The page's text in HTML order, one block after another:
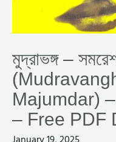
মুদ্রাভঙ্গ –
Majumdar) –
– Free PDF